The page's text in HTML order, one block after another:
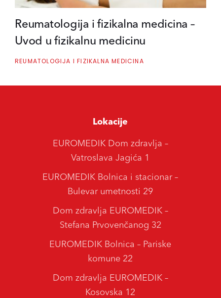
Reumatologija i fizikalna medicina –
Uvod u fizikalnu medicinu
REUMATOLOGIJA I FIZIKALNA MEDICINA
Lokacije
EUROMEDIK Dom zdravlja –
Vatroslava Jagića 1
EUROMEDIK Bolnica i stacionar –
Bulevar umetnosti 29
Dom zdravlja EUROMEDIK –
Stefana Prvovenčanog 32
EUROMEDIK Bolnica – Pariske
komune 22
Dom zdravlja EUROMEDIK –
Kosovska 12